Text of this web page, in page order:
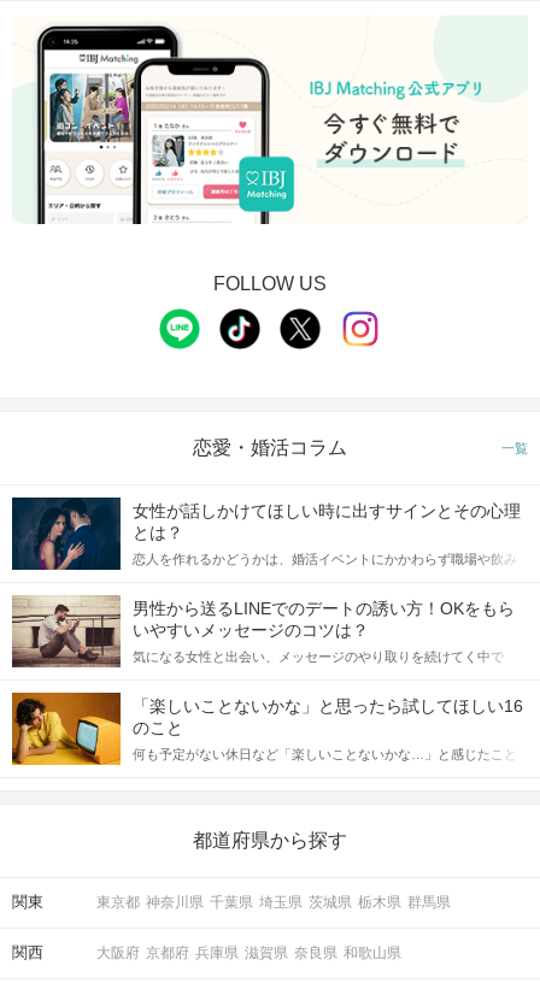
FOLLOW US
恋愛・婚活コラム 一覧
女性が話しかけてほしい時に出すサインとその心理
とは？
恋人を作れるかどうかは、婚活イベントにかかわらず職場や飲み
てアプローチできるかにも左右されます。 これから恋人作りを本
格的に始めようとしている方は、女性が異性を求めて出すサイン
をしっかりと理解し、正しい行動に移せるかどうかが重要。 この
記事では、女性が話しかけて欲しい時に出すサインとその心理を
合にどのような行動に繋げるべきかをご紹介していきます。
男性から送るLINEでのデートの誘い方！OKをもら
いやすいメッセージのコツは？
気になる女性と出会い、メッセージのやり取りを続けてく中で
しかし、中には「どう誘ったらいいの？」とお困りの男性もいら
っしゃるのではないでしょうか。 そこで今回は、男性から女性へ
送るLINEでのデートの誘い方のコツをご紹介します。例文も混じ
えながら解説するので、ぜひ参考にしてください。
「楽しいことないかな」と思ったら試してほしい16
のこと
何も予定がない休日など「楽しいことないかな…」と感じたこと
の楽しいことアイデアを集めました♪ いままさに楽しいことを探し
都道府県から探す
関東 東京都 神奈川県 千葉県 埼玉県 茨城県 栃木県 群馬県
関西 大阪府 京都府 兵庫県 滋賀県 奈良県 和歌山県